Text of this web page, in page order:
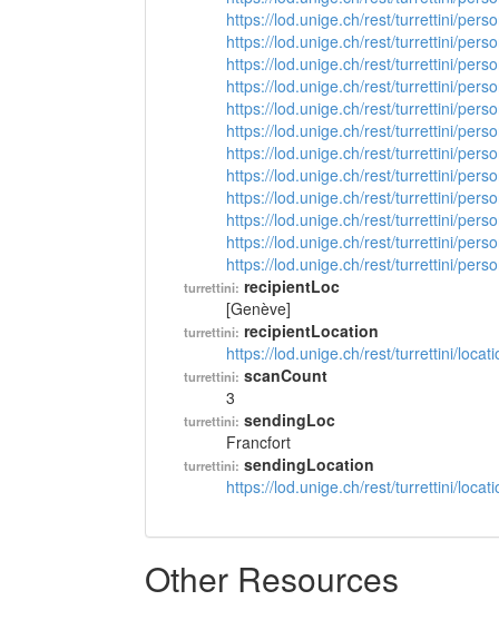
https://lod.unige.ch/rest/turrettini/
https://lod.unige.ch/rest/turrettini/
https://lod.unige.ch/rest/turrettini/
https://lod.unige.ch/rest/turrettini/
https://lod.unige.ch/rest/turrettini/
https://lod.unige.ch/rest/turrettini/
https://lod.unige.ch/rest/turrettini/
https://lod.unige.ch/rest/turrettini/
https://lod.unige.ch/rest/turrettini/
https://lod.unige.ch/rest/turrettini/
https://lod.unige.ch/rest/turrettini/
https://lod.unige.ch/rest/turrettini/
turrettini: recipientLoc
[Genève]
turrettini: recipientLocation
https://lod.unige.ch/rest/turrettini/
turrettini: scanCount
3
turrettini: sendingLoc
Francfort
turrettini: sendingLocation
https://lod.unige.ch/rest/turrettini/
Other Resources